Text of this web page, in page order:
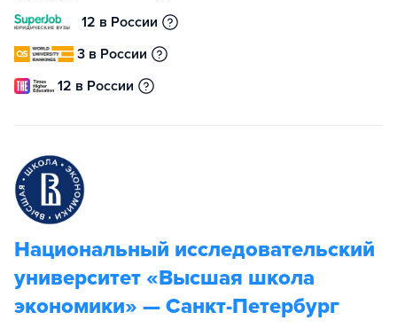
12 в России
3 в России
12 в России
Национальный исследовательский
университет «Высшая школа
экономики» — Санкт-Петербург